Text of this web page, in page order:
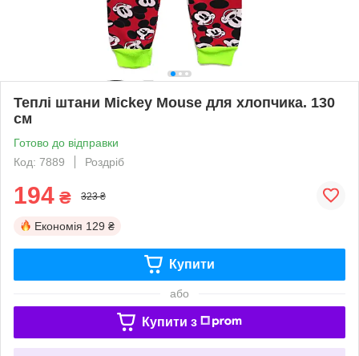
Теплі штани Mickey Mouse для хлопчика. 130
см
Готово до відправки
Код: 7889
Роздріб
194 ₴ 323 ₴
Економія 129 ₴
Купити
або
Купити з